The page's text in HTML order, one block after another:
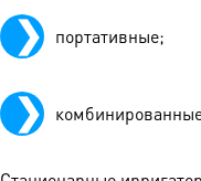
портативные;